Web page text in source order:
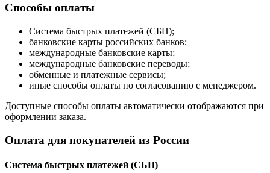
Способы оплаты
Система быстрых платежей (СБП);
банковские карты российских банков;
международные банковские карты;
международные банковские переводы;
обменные и платежные сервисы;
иные способы оплаты по согласованию с менеджером.
Доступные способы оплаты автоматически отображаются при
оформлении заказа.
Оплата для покупателей из России
Система быстрых платежей (СБП)